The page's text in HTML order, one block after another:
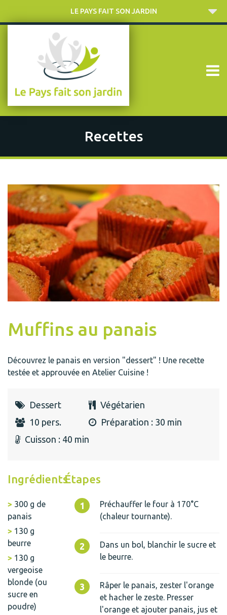
LE PAYS FAIT SON JARDIN
Recettes
Muffins au panais
Découvrez le panais en version "dessert" ! Une recette
testée et approuvée en Atelier Cuisine !
Dessert
Végétarien
10 pers.
Préparation : 30 min
Cuisson : 40 min
Ingrédients
300 g de
panais
130 g
beurre
130 g
vergeoise
blonde (ou
sucre en
poudre)
Étapes
Préchauffer le four à 170°C
(chaleur tournante).
Dans un bol, blanchir le sucre et
le beurre.
Râper le panais, zester l'orange
et hacher le zeste. Presser
l'orange et ajouter panais, jus et